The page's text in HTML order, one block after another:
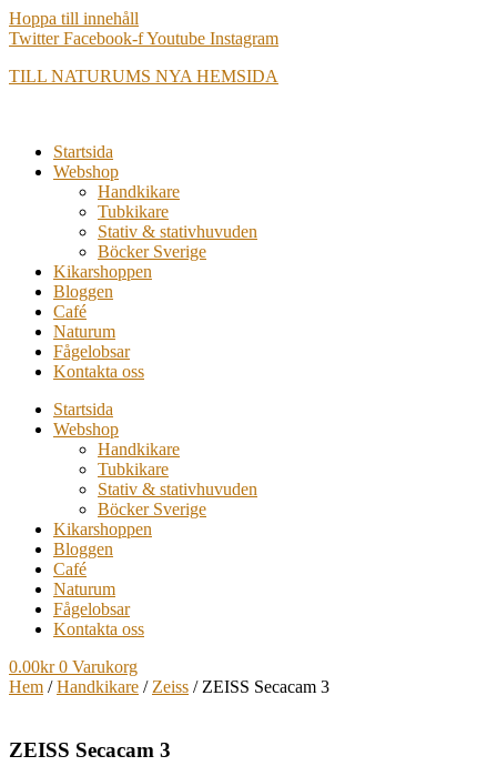
Hoppa till innehåll
Twitter Facebook-fYoutube Instagram
TILL NATURUMS NYA HEMSIDA
Startsida
Webshop
Handkikare
Tubkikare
Stativ & stativhuvuden
Böcker Sverige
Kikarshoppen
Bloggen
Café
Naturum
Fågelobsar
Kontakta oss
Startsida
Webshop
Handkikare
Tubkikare
Stativ & stativhuvuden
Böcker Sverige
Kikarshoppen
Bloggen
Café
Naturum
Fågelobsar
Kontakta oss
0.00kr 0 Varukorg
Hem /Handkikare / Zeiss / ZEISS Secacam 3
ZEISS Secacam 3